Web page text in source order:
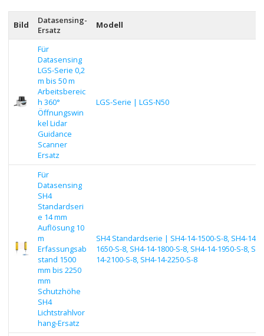
Bild
Datasensing-
Ersatz
Modell
Für
Datasensing
LGS-Serie 0,2
m bis 50 m
Arbeitsbereic
h 360°
Öffnungswin
kel Lidar
Guidance
Scanner
Ersatz
LGS-Serie | LGS-N50
Für
Datasensing
SH4
Standardseri
e 14 mm
Auflösung 10
m
Erfassungsab
stand 1500
mm bis 2250
mm
Schutzhöhe
SH4
Lichtstrahlvor
hang-Ersatz
SH4 Standardserie | SH4-14-1500-S-8, SH4-14-
1650-S-8, SH4-14-1800-S-8, SH4-14-1950-S-8,
14-2100-S-8, SH4-14-2250-S-8